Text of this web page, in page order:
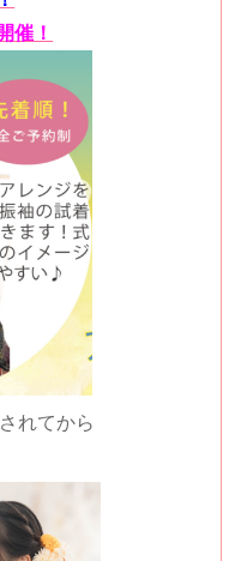
催！
れてから